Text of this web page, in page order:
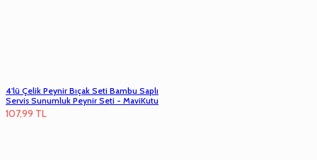
4'lü Çelik Peynir Bıçak Seti Bambu Saplı
Servis Sunumluk Peynir Seti - MaviKutu
107,99 TL